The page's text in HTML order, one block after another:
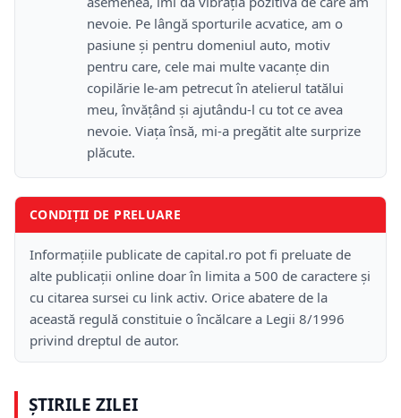
nevoie. Pe lângă sporturile acvatice, am o
pasiune și pentru domeniul auto, motiv
pentru care, cele mai multe vacanțe din
copilărie le-am petrecut în atelierul tatălui
meu, învățând și ajutându-l cu tot ce avea
nevoie. Viața însă, mi-a pregătit alte surprize
plăcute.
CONDIȚII DE PRELUARE
Informațiile publicate de capital.ro pot fi preluate de
alte publicații online doar în limita a 500 de caractere și
cu citarea sursei cu link activ. Orice abatere de la
această regulă constituie o încălcare a Legii 8/1996
privind dreptul de autor.
ȘTIRILE ZILEI